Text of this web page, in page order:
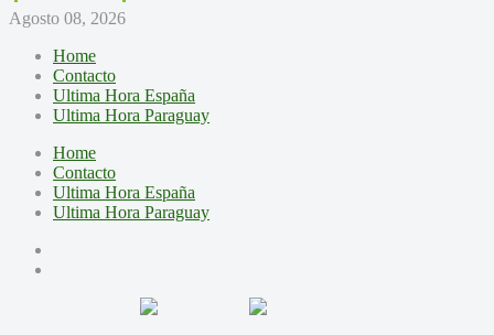
Agosto 08, 2026
Home
Contacto
Ultima Hora España
Ultima Hora Paraguay
Home
Contacto
Ultima Hora España
Ultima Hora Paraguay